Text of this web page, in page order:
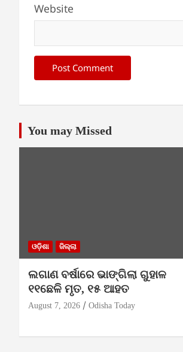
Website
You may Missed
ଓଡ଼ିଶା ଜିଲ୍ଲା
ଲଗାଣ ବର୍ଷାରେ ଭାଙ୍ଗିଲା ଗୁହାଳ
୧୧ଛେଳି ମୃତ, ୧୫ ଆହତ
August 7, 2026 Odisha Today